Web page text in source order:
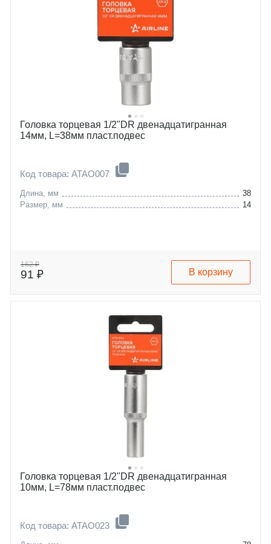
Головка торцевая 1/2"DR двенадцатигранная
14мм, L=38мм пласт.подвес
Код товара: ATAO007
Длина, мм
38
Размер, мм
14
162 ₽
91 ₽ В корзину
Головка торцевая 1/2"DR двенадцатигранная
10мм, L=78мм пласт.подвес
Код товара: ATAO023